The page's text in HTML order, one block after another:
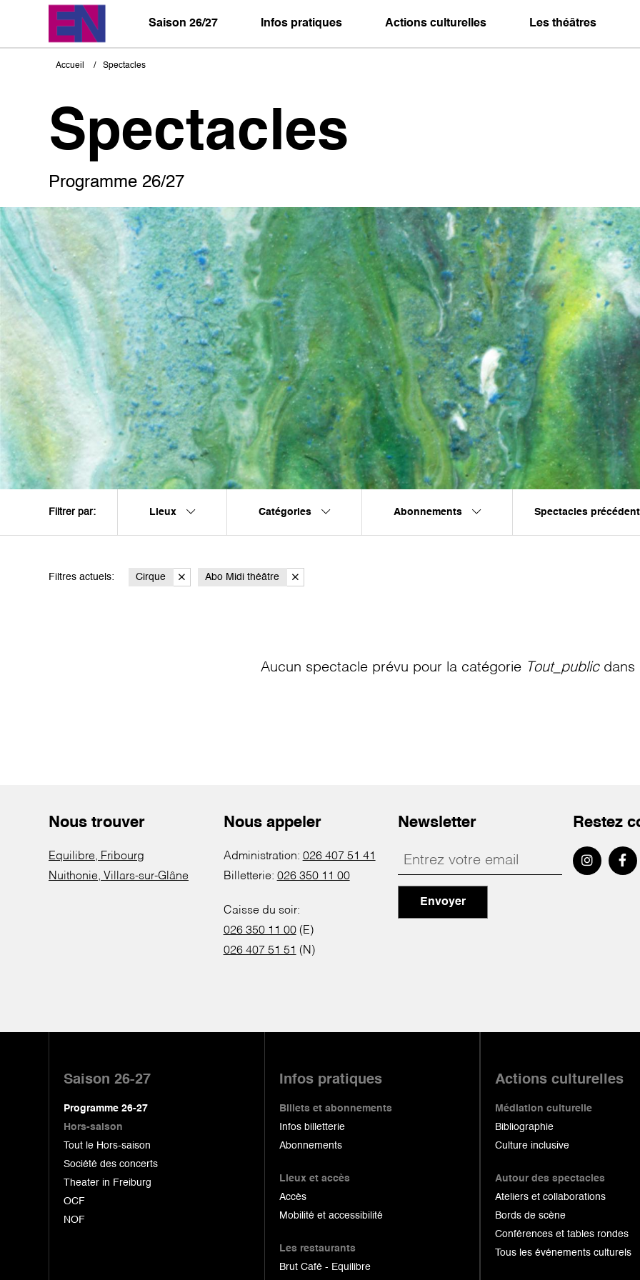
Saison 26/27 Infos pratiques Actions culturelles Les théâtres
Fil
Accueil Spectacles
Spectacles
Programme 26/27
Filtrer par: Lieux Catégories Abonnements Spectacles
Filtres actuels: Cirque Abo Midi théâtre
Aucun spectacle prévu pour la catégorie Tout_publicdans
Nous trouver
Equilibre, Fribourg
Nuithonie, Villars-sur-Glâne
Nous appeler
Administration: 026 407 51 41
Billetterie: 026 350 11 00
Caisse du soir:
026 350 11 00(E)
026 407 51 51 (N)
Newsletter
Envoyer
Restez
Saison 26-27
Programme 26-27
Hors-saison
Tout le Hors-saison
Société des concerts
Theater in Freiburg
OCF
NOF
Infos pratiques
Billets et abonnements
Infos billetterie
Abonnements
Lieux et accès
Accès
Mobilité et accessibilité
Les restaurants
Brut Café - Equilibre
Actions culturelles
Médiation culturelle
Bibliographie
Culture inclusive
Autour des spectacles
Ateliers et collaborations
Bords de scène
Conférences et tables rondes
Tous les événements culturels